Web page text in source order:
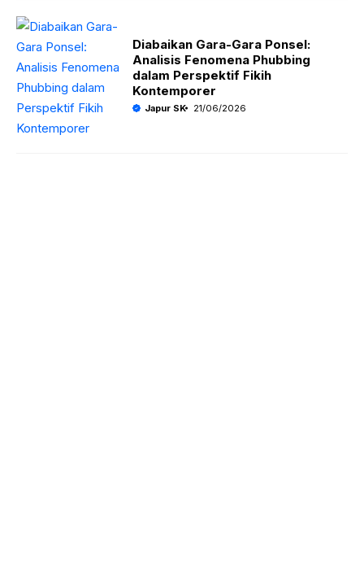
Diabaikan Gara-Gara Ponsel:
Analisis Fenomena Phubbing
dalam Perspektif Fikih
Kontemporer
Japur SK 21/06/2026